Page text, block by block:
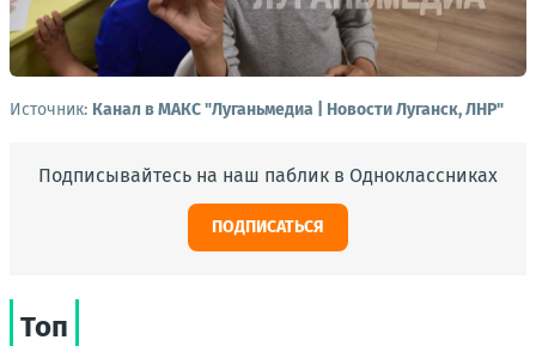
Источник: Канал в МАКС "Луганьмедиа | Новости Луганск, ЛНР"
Подписывайтесь на наш паблик в Одноклассниках
ПОДПИСАТЬСЯ
Топ